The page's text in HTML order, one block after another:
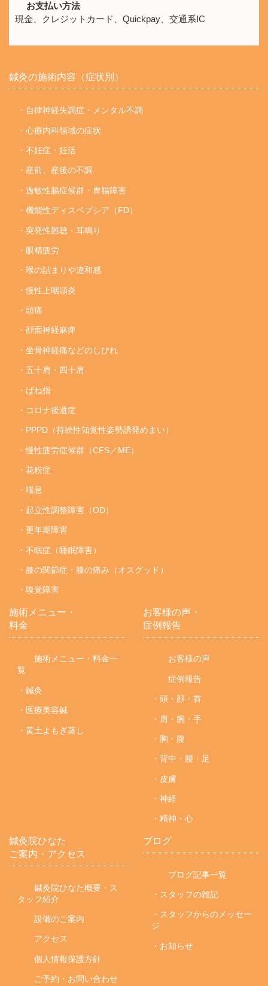
お支払い方法
現金、クレジットカード、Quickpay、交通系IC
鍼灸の施術内容（症状別）
・自律神経失調症・メンタル不調
・心療内科領域の症状
・不妊症・妊活
・産前、産後の不調
・過敏性腸症候群・胃腸障害
・機能性ディスペプシア（FD）
・突発性難聴・耳鳴り
・眼精疲労
・喉の詰まりや違和感
・慢性上咽頭炎
・頭痛
・顔面神経麻痺
・坐骨神経痛などのしびれ
・五十肩・四十肩
・ばね指
・コロナ後遺症
・PPPD（持続性知覚性姿勢誘発めまい）
・慢性疲労症候群（CFS／ME）
・花粉症
・喘息
・起立性調整障害（OD）
・更年期障害
・不眠症（睡眠障害）
・膝の関節症・膝の痛み（オスグッド）
・嗅覚障害
施術メニュー・
料金
施術メニュー・料金一
覧
・鍼灸
・医療美容鍼
・黄土よもぎ蒸し
お客様の声・
症例報告
お客様の声
症例報告
・頭・顔・首
・肩・腕・手
・胸・腹
・背中・腰・足
・皮膚
・神経
・精神・心
鍼灸院ひなた
ご案内・アクセス
鍼灸院ひなた概要・ス
タッフ紹介
設備のご案内
アクセス
個人情報保護方針
ご予約・お問い合わせ
ブログ
ブログ記事一覧
・スタッフの雑記
・スタッフからのメッセー
ジ
・お知らせ